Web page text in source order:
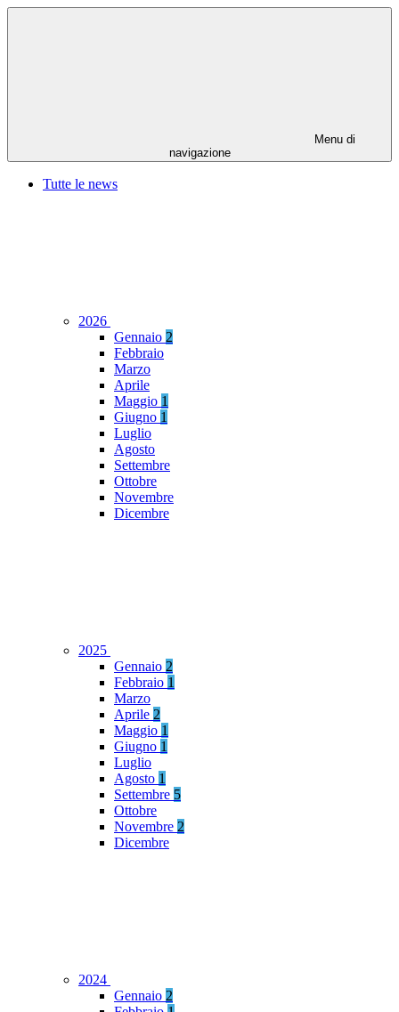
Menu di
navigazione
Tutte le news
2026
Gennaio 2
Febbraio
Marzo
Aprile
Maggio 1
Giugno 1
Luglio
Agosto
Settembre
Ottobre
Novembre
Dicembre
2025
Gennaio 2
Febbraio 1
Marzo
Aprile 2
Maggio 1
Giugno 1
Luglio
Agosto 1
Settembre 5
Ottobre
Novembre 2
Dicembre
2024
Gennaio 2